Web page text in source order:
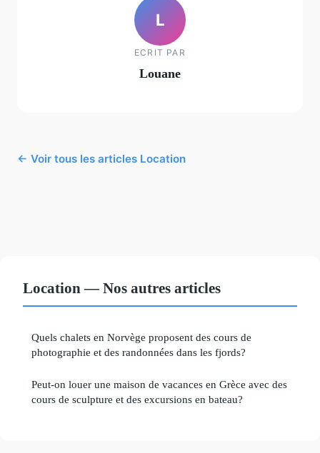
L
ECRIT PAR
Louane
← Voir tous les articles Location
Location — Nos autres articles
Quels chalets en Norvège proposent des cours de
photographie et des randonnées dans les fjords?
Peut-on louer une maison de vacances en Grèce avec des
cours de sculpture et des excursions en bateau?